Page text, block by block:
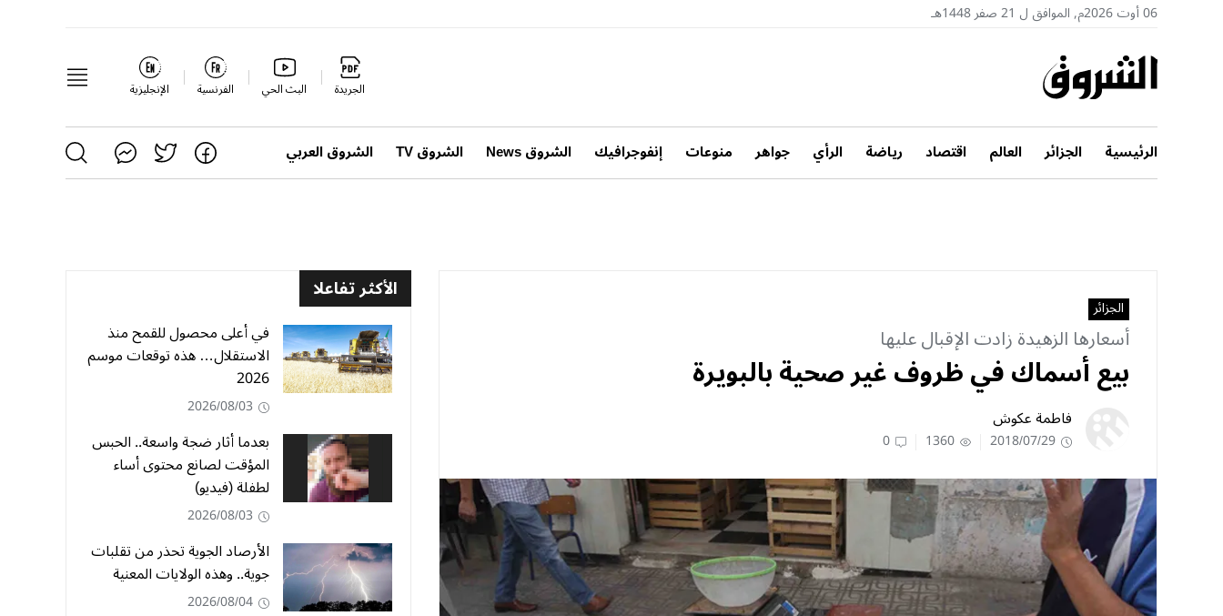
06 أوت 2026م, الموافق ل 21 صفر 1448هـ
الجريدة البث الحي الفرنسية الإنجليزية
الرئيسية الجزائر العالم اقتصاد رياضة الرأي جواهر منوعات إنفوجرافيك الشروق News الشروق TV الشروق العربي
الجزائر
أسعارها الزهيدة زادت الإقبال عليها
بيع أسماك في ظروف غير صحية بالبويرة
فاطمة عكوش
2018/07/29
1360
0
الأكثر تفاعلا
في أعلى محصول للقمح منذ
الاستقلال… هذه توقعات موسم
2026
2026/08/03
بعدما أثار ضجة واسعة.. الحبس
المؤقت لصانع محتوى أساء
لطفلة (فيديو)
2026/08/03
الأرصاد الجوية تحذر من تقلبات
جوية.. وهذه الولايات المعنية
2026/08/04